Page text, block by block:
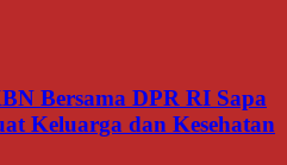
Bersama DPR RI Sapa
Keluarga dan Kesehatan